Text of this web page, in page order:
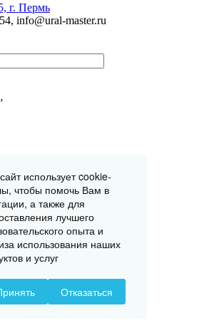
г. Пермь
info@ural-master.ru
использует cookie-
чтобы помочь Вам в
а также для
лучшего
опыта и
использования наших
и услуг
Отказаться